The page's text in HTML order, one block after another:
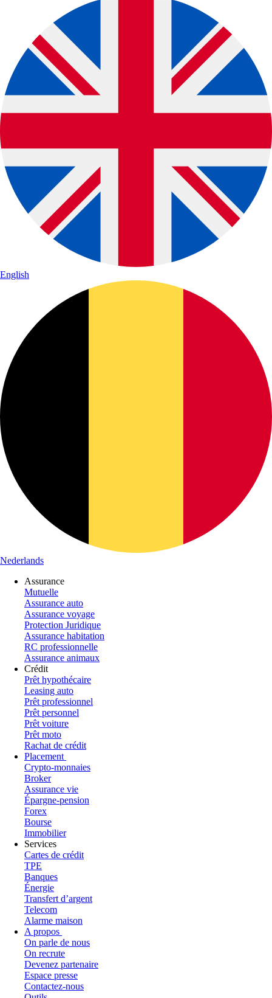
English
Nederlands
Assurance
Mutuelle
Assurance auto
Assurance voyage
Protection Juridique
Assurance habitation
RC professionnelle
Assurance animaux
Crédit
Prêt hypothécaire
Leasing auto
Prêt professionnel
Prêt personnel
Prêt voiture
Prêt moto
Rachat de crédit
Placement
Crypto-monnaies
Broker
Assurance vie
Épargne-pension
Forex
Bourse
Immobilier
Services
Cartes de crédit
TPE
Banques
Énergie
Transfert d’argent
Telecom
Alarme maison
A propos
On parle de nous
On recrute
Devenez partenaire
Espace presse
Contactez-nous